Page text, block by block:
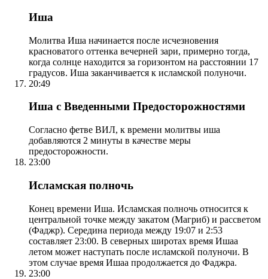
Иша
Молитва Иша начинается после исчезновения
красноватого оттенка вечерней зари, примерно тогда,
когда солнце находится за горизонтом на расстоянии 17
градусов. Иша заканчивается к исламской полуночи.
20:49
Иша с Введенными Предосторожностями
Согласно фетве ВИЛ, к времени молитвы иша
добавляются 2 минуты в качестве меры
предосторожности.
23:00
Исламская полночь
Конец времени Иша. Исламская полночь относится к
центральной точке между закатом (Магриб) и рассветом
(Фаджр). Середина периода между 19:07 и 2:53
составляет 23:00. В северных широтах время Ишаа
летом может наступать после исламской полуночи. В
этом случае время Ишаа продолжается до Фаджра.
23:00